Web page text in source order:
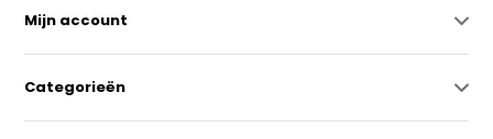
Mijn account
Categorieën